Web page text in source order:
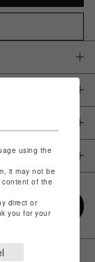
using the
it may not be
content of the
direct or
you for your